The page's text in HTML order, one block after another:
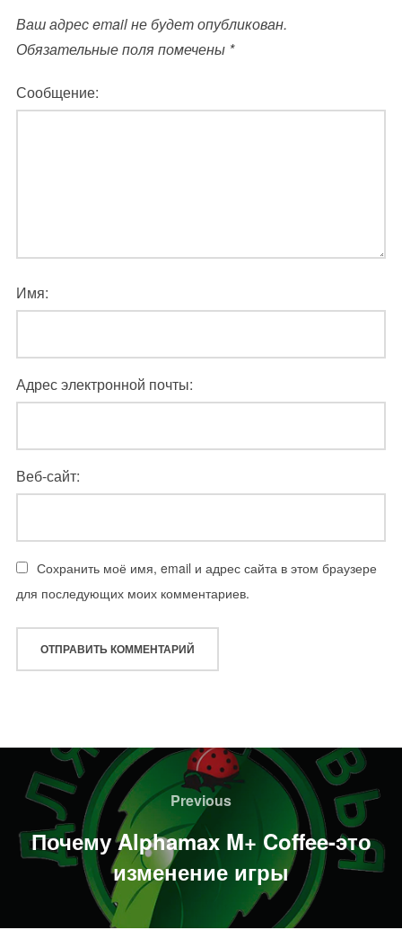
Ваш адрес email не будет опубликован.
Обязательные поля помечены *
Сообщение:
Имя:
Адрес электронной почты:
Веб-сайт:
Сохранить моё имя, email и адрес сайта в этом браузере
для последующих моих комментариев.
Навигация
по
записям
Previous
Previous
Почему Alphamax M+ Coffee-это
изменение игры